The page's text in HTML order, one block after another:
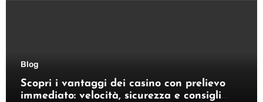
Blog
Scopri i vantaggi dei casino con prelievo
immediato: velocità, sicurezza e consigli